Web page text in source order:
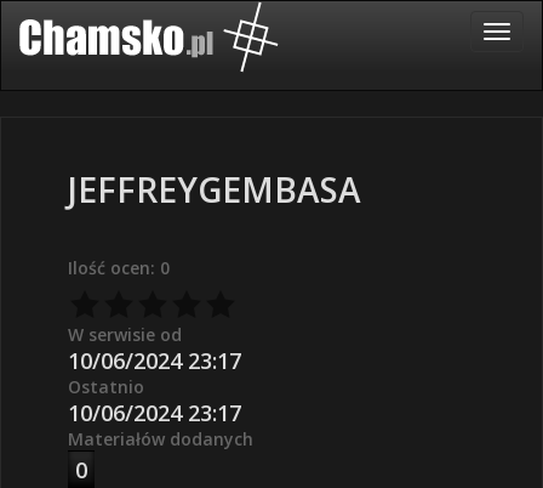
JEFFREYGEMBASA
Ilość ocen: 0
W serwisie od
10/06/2024 23:17
Ostatnio
10/06/2024 23:17
Materiałów dodanych
0